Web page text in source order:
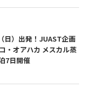
日）出発！JUAST企画
・オアハカ メスカル蒸
7日開催